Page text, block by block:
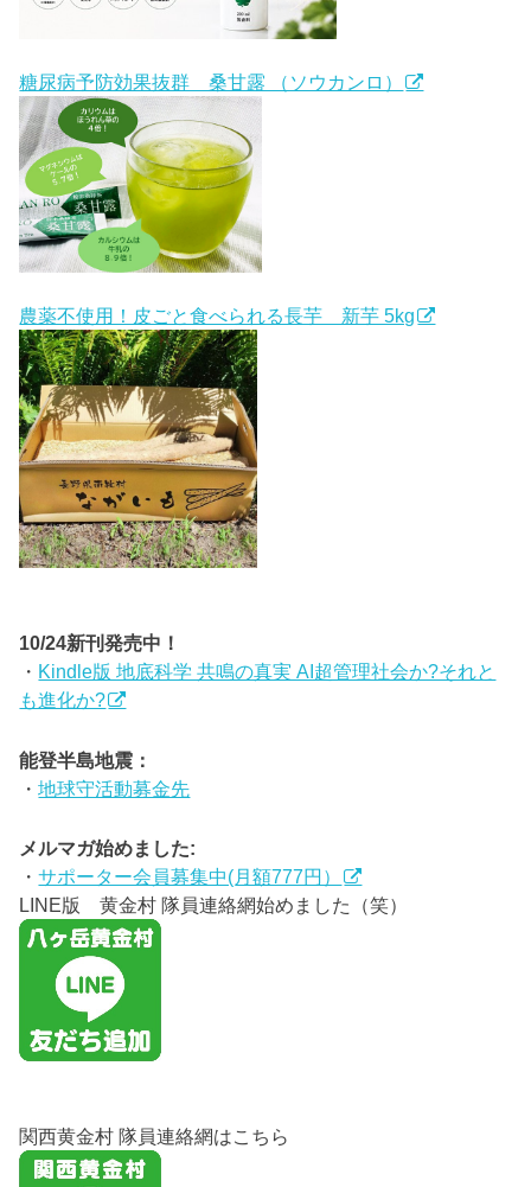
糖尿病予防効果抜群 桑甘露 （ソウカンロ）
農薬不使用！皮ごと食べられる長芋 新芋 5kg
10/24新刊発売中！
・ Kindle版 地底科学 共鳴の真実 AI超管理社会か?それと
も進化か?
能登半島地震：
・地球守活動募金先
メルマガ始めました:
・サポーター会員募集中(月額777円）
LINE版 黄金村 隊員連絡網始めました（笑）
関西黄金村 隊員連絡網はこちら